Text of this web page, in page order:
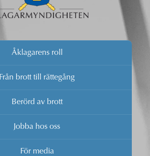
Åklagarens roll
Från brott till rättegång
Berörd av brott
Jobba hos oss
För media